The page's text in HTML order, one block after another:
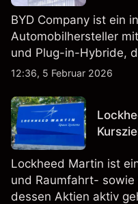
BYD Company ist ein
Automobilhersteller
und Plug-in-Hybride,
Fahrzeugproduktion,
Märkten umfasst.
12:36, 5 Februar 2026
Lockheed Martin ist
und Raumfahrt-
dessen Aktien aktiv